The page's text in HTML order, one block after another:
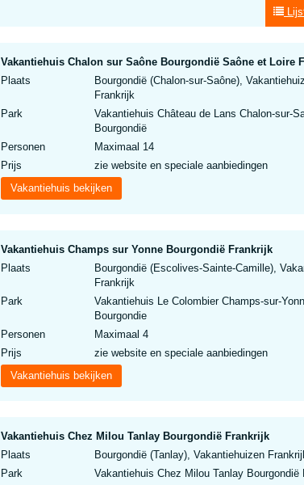
Vakantiehuis Chalon sur Saône Bourgondië Saône et Loire
Plaats
Bourgondië (Chalon-sur-Saône),
Frankrijk
Park
Vakantiehuis Château de Lans Chalon-sur-
Bourgondië
Personen
Maximaal 14
Prijs
zie website en speciale aanbiedingen
Vakantiehuis bekijken
Vakantiehuis Champs sur Yonne Bourgondië Frankrijk
Plaats
Bourgondië (Escolives-Sainte-Camille),
Frankrijk
Park
Vakantiehuis Le Colombier Champs-sur-
Bourgondie
Personen
Maximaal 4
Prijs
zie website en speciale aanbiedingen
Vakantiehuis bekijken
Vakantiehuis Chez Milou Tanlay Bourgondië Frankrijk
Plaats
Bourgondië (Tanlay), Vakantiehuizen
Park
Vakantiehuis Chez Milou Tanlay Bourgondië